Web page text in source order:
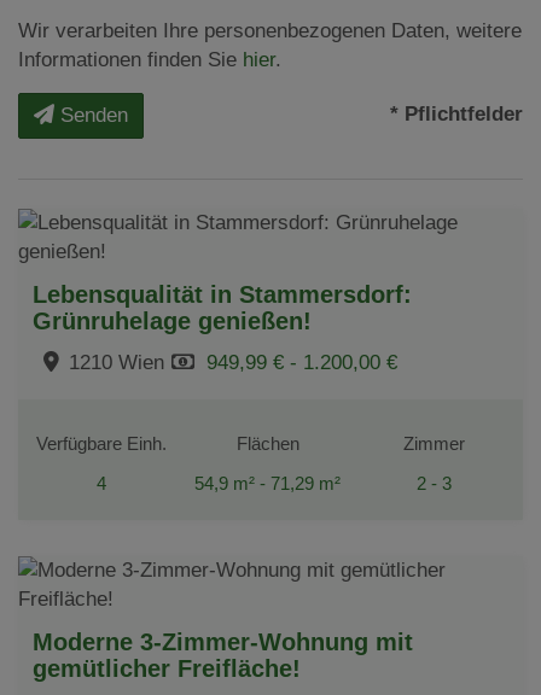
Wir verarbeiten Ihre personenbezogenen Daten, weitere
Informationen finden Sie hier.
Senden * Pflichtfelder
Lebensqualität in Stammersdorf:
Grünruhelage genießen!
1210 Wien 949,99 € - 1.200,00 €
Verfügbare Einh.
4
Flächen
54,9 m² - 71,29 m²
Zimmer
2 - 3
Moderne 3-Zimmer-Wohnung mit
gemütlicher Freifläche!